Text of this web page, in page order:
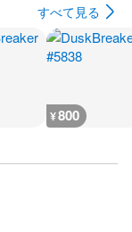
すべて見る
¥800